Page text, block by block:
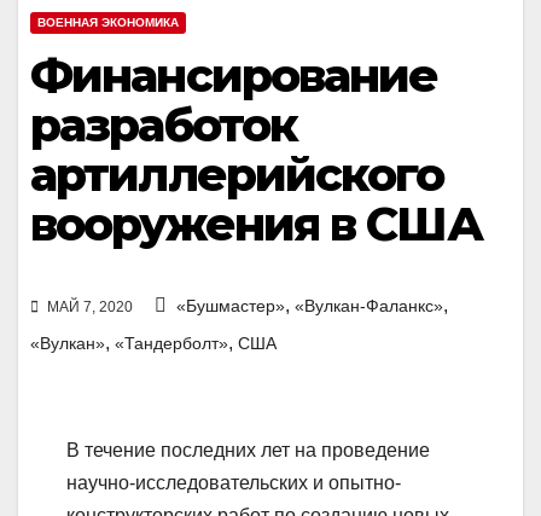
ВОЕННАЯ ЭКОНОМИКА
Финансирование
разработок
артиллерийского
вооружения в США
МАЙ 7, 2020 «Бушмастер», «Вулкан-Фаланкс»,
«Вулкан», «Тандерболт», США
В течение последних лет на проведение
научно-исследовательских и опытно-